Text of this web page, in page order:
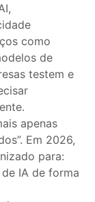
como
de
testem e
apenas
Em 2026,
para:
IA de forma